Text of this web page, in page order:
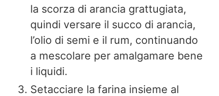
la scorza di arancia grattugiata,
quindi versare il succo di arancia,
l’olio di semi e il rum, continuando
a mescolare per amalgamare bene
i liquidi.
Setacciare la farina insieme al